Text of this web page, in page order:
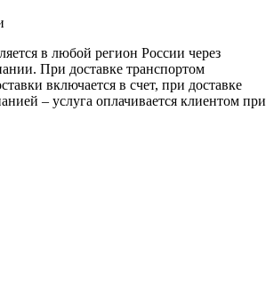
в любой регион России через
При доставке транспортом
включается в счет, при доставке
– услуга оплачивается клиентом при